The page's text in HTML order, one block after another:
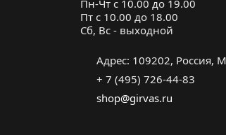
Пн-Чт с 10.00 до 19.00
Пт с 10.00 до 18.00
Cб, Вс - выходной
Адрес: 109202, Россия,
+ 7 (495) 726-44-83
shop@girvas.ru